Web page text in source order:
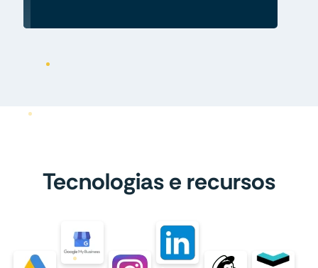
Tecnologias e recursos